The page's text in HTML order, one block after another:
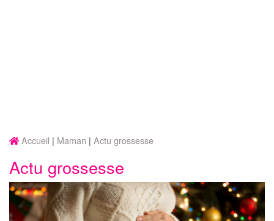
Accueil Maman Actu grossesse
Actu grossesse